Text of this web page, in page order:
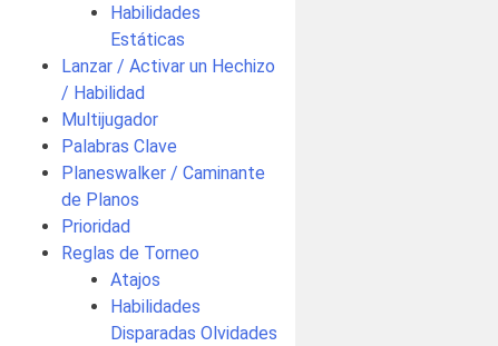
Habilidades
Estáticas
Lanzar / Activar un Hechizo
/ Habilidad
Multijugador
Palabras Clave
Planeswalker / Caminante
de Planos
Prioridad
Reglas de Torneo
Atajos
Habilidades
Disparadas Olvidades